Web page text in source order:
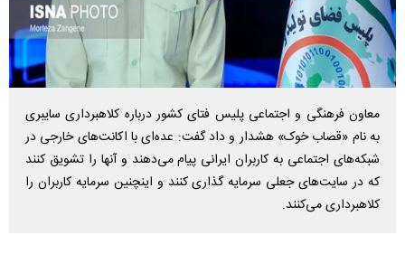
معاون فرهنگی و اجتماعی پلیس فتای کشور درباره کلاهبرداری سایبری
به نام «قصاب خوک» هشدار و داد گفت: عده‌ای با اکانت‌های خارجی در
شبکه‌های اجتماعی به کاربران ایرانی پیام می‌دهند و آنها را تشویق کنند
که در سایت‌های جعلی سرمایه گذاری کنند و اینچنین سرمایه کاربران را
کلاهبرداری می‌کنند.